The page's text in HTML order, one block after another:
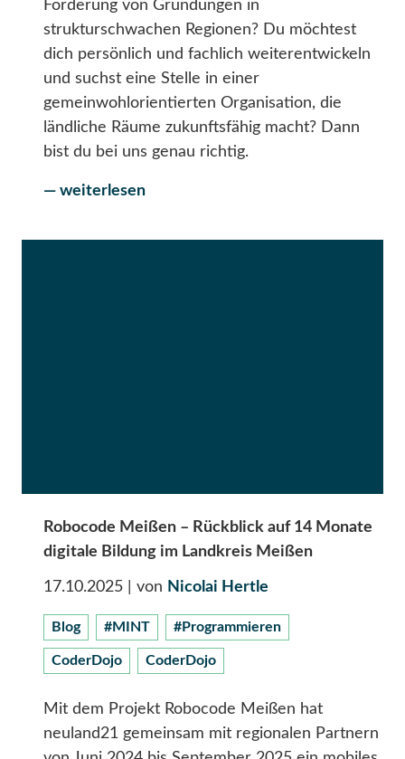
Förderung von Gründungen in
strukturschwachen Regionen? Du möchtest
dich persönlich und fachlich weiterentwickeln
und suchst eine Stelle in einer
gemeinwohlorientierten Organisation, die
ländliche Räume zukunftsfähig macht? Dann
bist du bei uns genau richtig.
— weiterlesen
Robocode Meißen – Rückblick auf 14 Monate
digitale Bildung im Landkreis Meißen
17.10.2025 | von Nicolai Hertle
Blog #MINT #Programmieren
CoderDojo CoderDojo
Mit dem Projekt Robocode Meißen hat
neuland21 gemeinsam mit regionalen Partnern